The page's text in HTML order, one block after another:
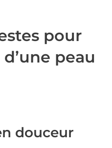
pour
peau
douceur